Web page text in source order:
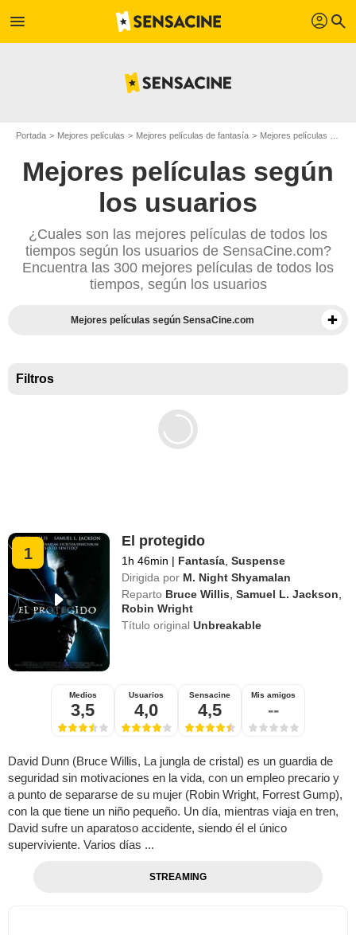
menu profil search
Portada Mejores películas Mejores películas de fantasía Mejores películas de 2000
Mejores películas según
los usuarios
¿Cuales son las mejores películas de todos los
tiempos según los usuarios de SensaCine.com?
Encuentra las 300 mejores películas de todos los
tiempos, según los usuarios
Mejores películas según SensaCine.com
Filtros
1
El protegido
1h 46min | Fantasía ,Suspense
Dirigida por M. Night Shyamalan
Reparto Bruce Willis ,Samuel L. Jackson
Robin Wright
Título originalUnbreakable
Medios
3,5
Usuarios
4,0
Sensacine
4,5
Mis amigos
--
David Dunn (Bruce Willis, La jungla de cristal) es un guardia de
seguridad sin motivaciones en la vida, con un empleo precario y
a punto de separarse de su mujer (Robin Wright, Forrest Gump),
con la que tiene un niño pequeño. Un día, mientras viaja en tren,
David sufre un aparatoso accidente, siendo él el único
superviviente. Varios días ...
STREAMING